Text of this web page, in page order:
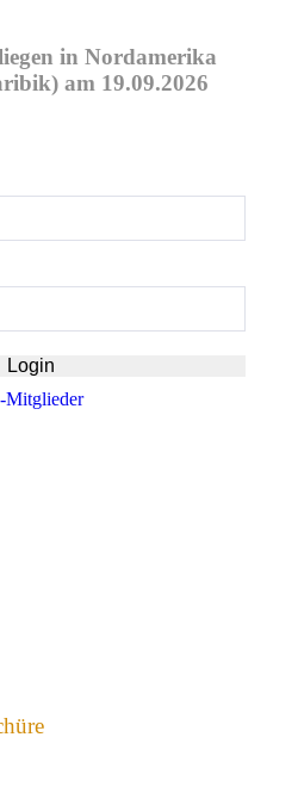
in Nordamerika
am 19.09.2026
Mitglieder